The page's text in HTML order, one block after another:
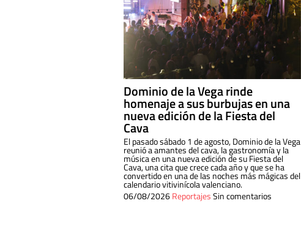
Dominio de la Vega rinde
homenaje a sus burbujas en una
nueva edición de la Fiesta del
Cava
El pasado sábado 1 de agosto, Dominio de la Vega
reunió a amantes del cava, la gastronomía y la
música en una nueva edición de su Fiesta del
Cava, una cita que crece cada año y que se ha
convertido en una de las noches más mágicas del
calendario vitivinícola valenciano.
06/08/2026ReportajesSin comentarios